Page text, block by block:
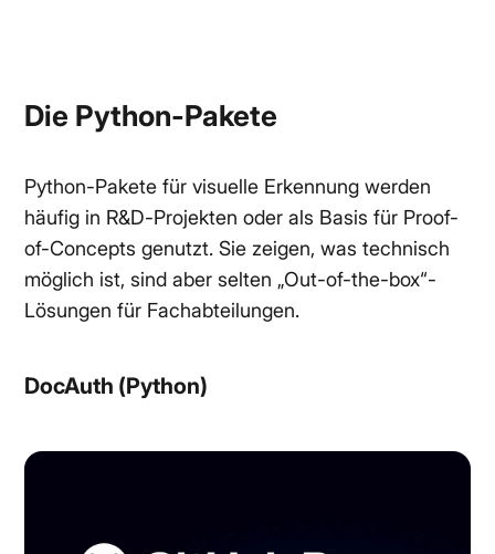
Die Python-Pakete
Python-Pakete für visuelle Erkennung werden
häufig in R&D-Projekten oder als Basis für Proof-
of-Concepts genutzt. Sie zeigen, was technisch
möglich ist, sind aber selten „Out-of-the-box“-
Lösungen für Fachabteilungen.
DocAuth (Python)